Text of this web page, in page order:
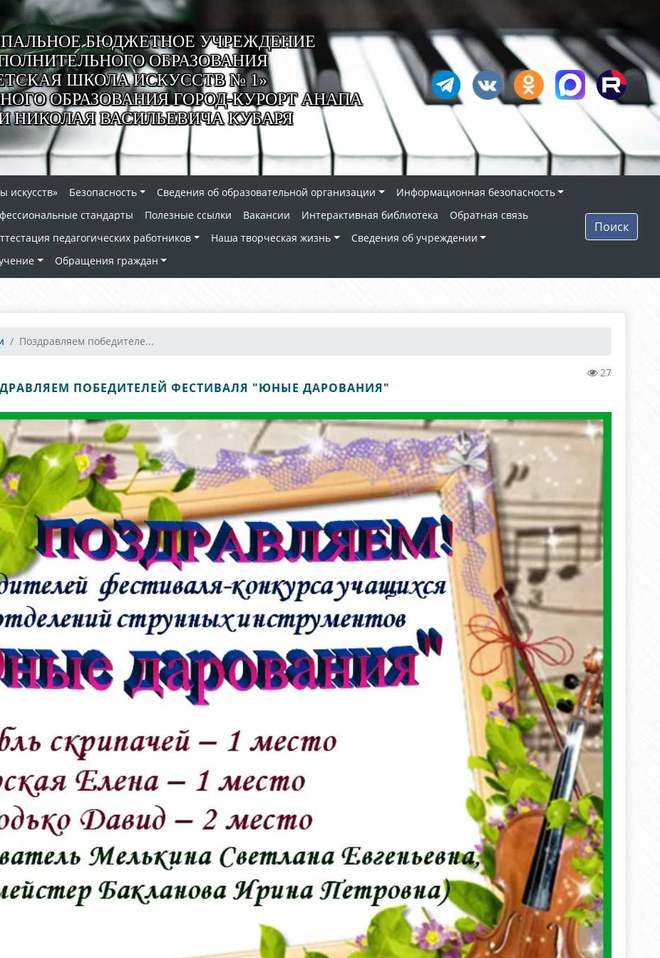
БЮДЖЕТНОЕ УЧРЕЖДЕНИЕ
ОБРАЗОВАНИЯ
ШКОЛА ИСКУССТВ № 1»
ОБРАЗОВАНИЯ ГОРОД-КУРОРТ АНАПА
НИКОЛАЯ ВАСИЛЬЕВИЧА КУБАРЯ
искусств» Безопасность Сведения об образовательной организации
Информационная безопасность
стандарты Полезные ссылки Вакансии Интерактивная библиотека
Обратная связь
педагогических работников Наша творческая жизнь
Сведения об учреждении
Обращения граждан
Поиск
Поздравляем победителе...
27
ПОБЕДИТЕЛЕЙ ФЕСТИВАЛЯ "ЮНЫЕ ДАРОВАНИЯ"